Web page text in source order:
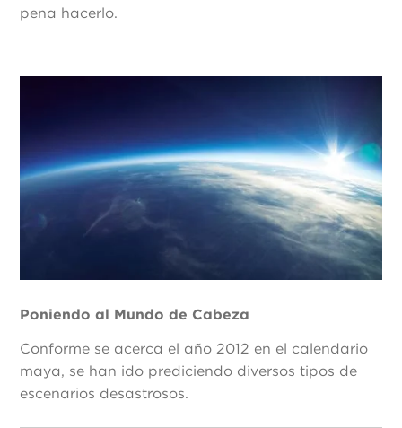
pena hacerlo.
Poniendo al Mundo de Cabeza
Conforme se acerca el año 2012 en el calendario
maya, se han ido prediciendo diversos tipos de
escenarios desastrosos.